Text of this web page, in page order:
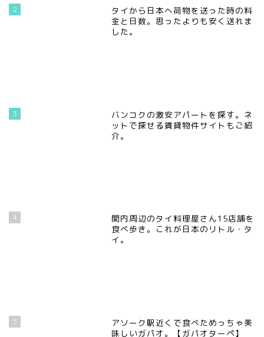
2
タイから日本へ荷物を送った時の料
金と日数。思ったよりも安く送れま
した。
3
バンコクの激安アパートを探す。ネ
ットで探せる賃貸物件サイトもご紹
介。
4
関内周辺のタイ料理屋さん15店舗を
食べ歩き。これが日本のリトル・タ
イ。
5
アソーク駅近くで食べためっちゃ美
味しいガパオ。【ガパオターペ】